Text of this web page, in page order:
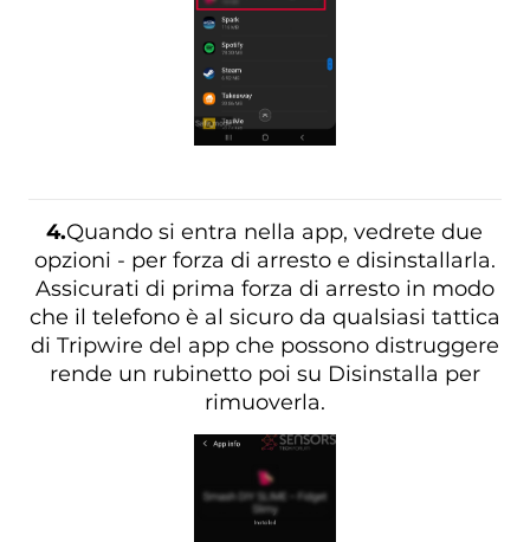
4.Quando si entra nella app, vedrete due
opzioni - per forza di arresto e disinstallarla.
Assicurati di prima forza di arresto in modo
che il telefono è al sicuro da qualsiasi tattica
di Tripwire del app che possono distruggere
rende un rubinetto poi su Disinstalla per
rimuoverla.